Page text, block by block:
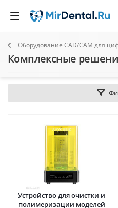
Оборудование CAD/CAM для
Комплексные
Устройство для очистки и
полимеризации моделей